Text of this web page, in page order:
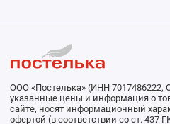
ООО «Постелька» (ИНН 7017486222,
указанные цены и информация о
сайте, носят информационный
офертой (в соответствии со ст. 437